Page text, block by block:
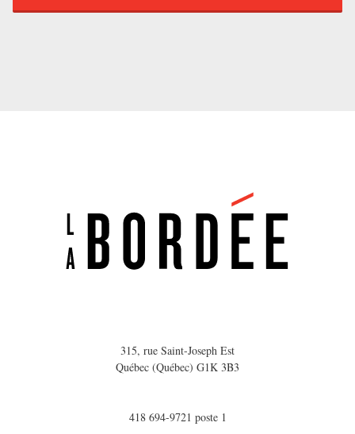
315, rue Saint-Joseph Est
Québec (Québec) G1K 3B3
418 694-9721 poste 1